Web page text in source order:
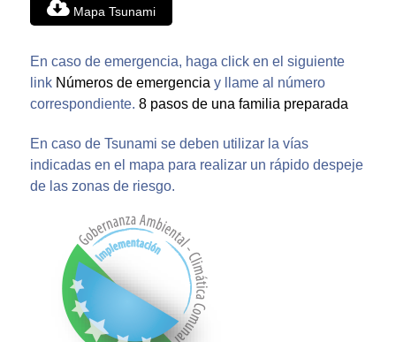
Mapa Tsunami
En caso de emergencia, haga click en el siguiente
link Números de emergencia y llame al número
correspondiente. 8 pasos de una familia preparada
En caso de Tsunami se deben utilizar la vías
indicadas en el mapa para realizar un rápido despeje
de las zonas de riesgo.